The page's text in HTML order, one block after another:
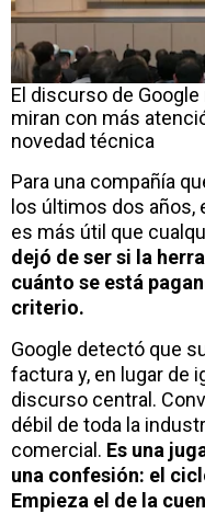
El discurso de
miran con más
novedad técnica
Para una compañía
los últimos dos años,
es más útil que
dejó de ser si la
cuánto se está
criterio.
Google detectó que
factura y, en lugar de
discurso central.
débil de toda la
comercial. Es una
una confesión: el
Empieza el de la